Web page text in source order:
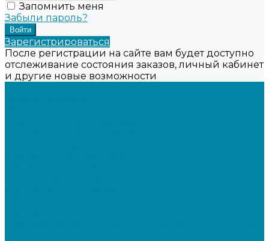
Запомнить меня
Забыли пароль?
Зарегистрироваться
После регистрации на сайте вам будет доступно
отслеживание состояния заказов, личный кабинет
и другие новые возможности